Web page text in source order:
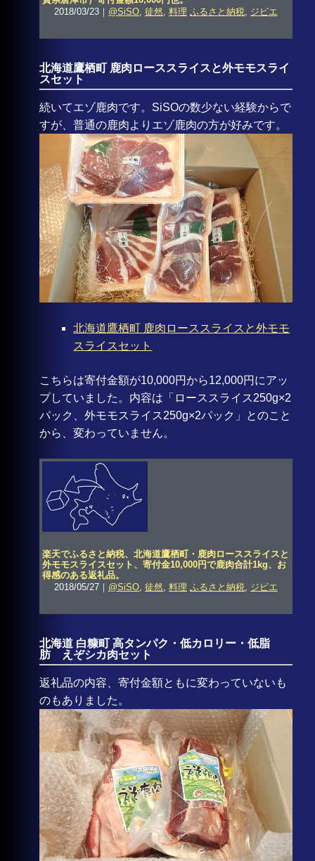
2018/03/23｜ @SiSO, 徒然, 料理 ふるさと納税, ジビエ
北海道鷹栖町 鹿肉ローススライスと外モモスライ
スセット
続いてエゾ鹿肉です。SiSOの数少ない経験からで
すが、普通の鹿肉よりエゾ鹿肉の方が好みです。
北海道鷹栖町 鹿肉ローススライスと外モモ
スライスセット
こちらは寄付金額が10,000円から12,000円にアッ
プしていました。内容は「ローススライス250g×2
パック、外モモスライス250g×2パック」とのこと
から、変わっていません。
楽天でふるさと納税、北海道鷹栖町・鹿肉ローススライスと
外モモスライスセット、寄付金10,000円で鹿肉合計1kg、お
得感のある返礼品。
2018/05/27｜ @SiSO 徒然 料理 ふるさと納税 ジビエ
北海道 白糠町 高タンパク・低カロリー・低脂
肪 えぞシカ肉セット
返礼品の内容、寄付金額ともに変わっていないも
のもありました。